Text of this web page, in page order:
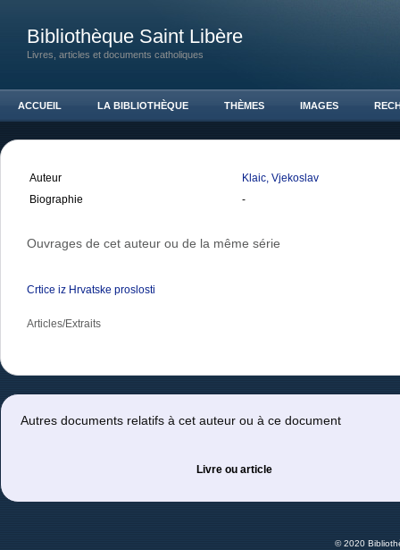
Bibliothèque Saint Libère
Livres, articles et documents catholiques
ACCUEIL LA BIBLIOTHÈQUE THÈMES IMAGES
Auteur
Klaic, Vjekoslav
Biographie
-
Ouvrages de cet auteur ou de la même série
Crtice iz Hrvatske proslosti
Articles/Extraits
Autres documents relatifs à cet auteur ou à ce document
Livre ou article
© 2020